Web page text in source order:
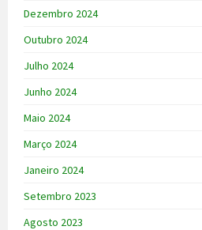
Dezembro 2024
Outubro 2024
Julho 2024
Junho 2024
Maio 2024
Março 2024
Janeiro 2024
Setembro 2023
Agosto 2023